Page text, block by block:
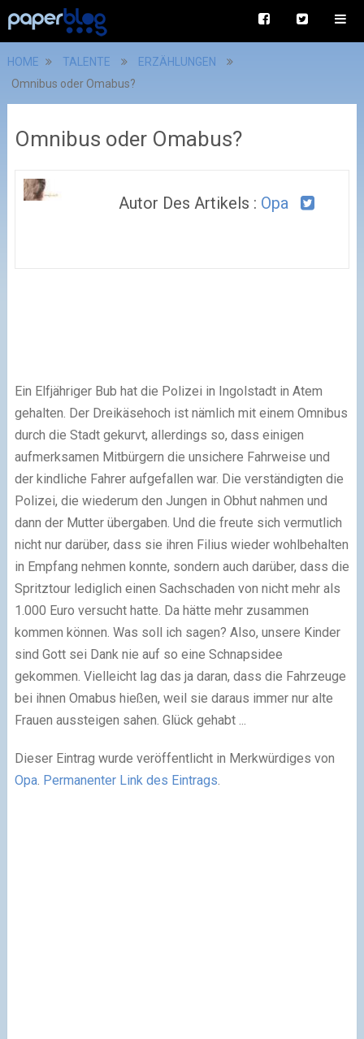
HOME TALENTE
ERZÄHLUNGEN
Omnibus oder Omabus?
Omnibus oder Omabus?
Autor Des Artikels : Opa
Ein Elfjähriger Bub hat die Polizei in Ingolstadt in Atem
gehalten. Der Dreikäsehoch ist nämlich mit einem Omnibus
durch die Stadt gekurvt, allerdings so, dass einigen
aufmerksamen Mitbürgern die unsichere Fahrweise und
der kindliche Fahrer aufgefallen war. Die verständigten die
Polizei, die wiederum den Jungen in Obhut nahmen und
dann der Mutter übergaben. Und die freute sich vermutlich
nicht nur darüber, dass sie ihren Filius wieder wohlbehalten
in Empfang nehmen konnte, sondern auch darüber, dass die
Spritztour lediglich einen Sachschaden von nicht mehr als
1.000 Euro versucht hatte. Da hätte mehr zusammen
kommen können. Was soll ich sagen? Also, unsere Kinder
sind Gott sei Dank nie auf so eine Schnapsidee
gekommen. Vielleicht lag das ja daran, dass die Fahrzeuge
bei ihnen Omabus hießen, weil sie daraus immer nur alte
Frauen aussteigen sahen. Glück gehabt ...
Dieser Eintrag wurde veröffentlicht in Merkwürdiges von
Opa. Permanenter Link des Eintrags.